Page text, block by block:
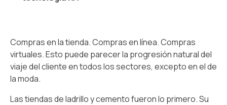
Compras en la tienda. Compras en línea. Compras
virtuales. Esto puede parecer la progresión natural del
viaje del cliente en todos los sectores, excepto en el de
la moda.
Las tiendas de ladrillo y cemento fueron lo primero. Su